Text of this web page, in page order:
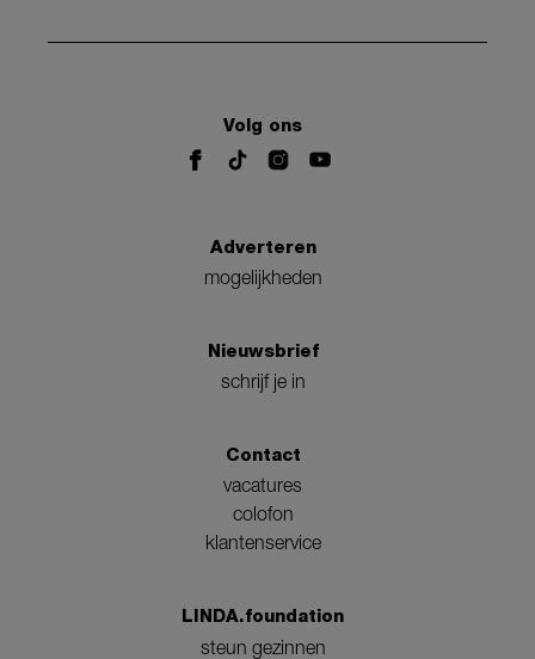
Volg ons
Adverteren
mogelijkheden
Nieuwsbrief
schrijf je in
Contact
vacatures
colofon
klantenservice
LINDA.foundation
steun gezinnen